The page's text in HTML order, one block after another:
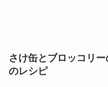
さけ缶とブロッコリ
のレシピ